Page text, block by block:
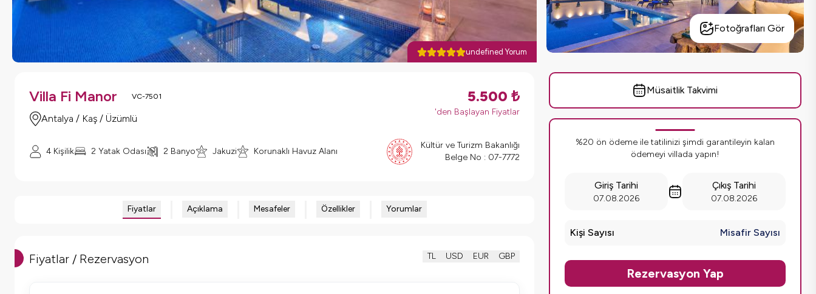
undefined Yorum
Fotoğrafları Gör
Villa Fi Manor VC-7501
Antalya / Kaş / Üzümlü
5.500 ₺
'den Başlayan Fiyatlar
4 Kişilik 2 Yatak Odası 2 Banyo Jakuzi Korunaklı Havuz Alanı
Kültür ve Turizm Bakanlığı
Belge No : 07-7772
Fiyatlar Açıklama Mesafeler Özellikler Yorumlar
Fiyatlar / Rezervasyon TL USD EUR GBP
Müsaitlik Takvimi
%20 ön ödeme ile tatilinizi şimdi garantileyin kalan
ödemeyi villada yapın!
Giriş Tarihi
07.08.2026
Çıkış Tarihi
07.08.2026
Kişi Sayısı Misafir Sayısı
Rezervasyon Yap